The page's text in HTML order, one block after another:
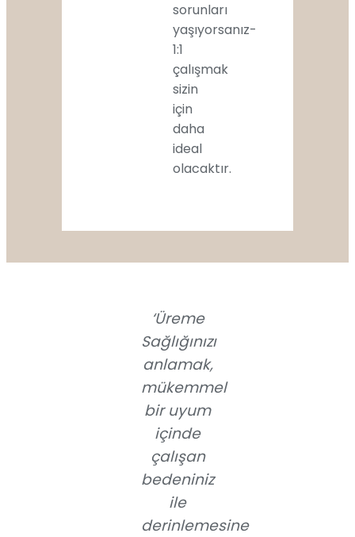
sorunları
yaşıyorsanız-
1:1
çalışmak
sizin
için
daha
ideal
olacaktır.
‘Üreme
Sağlığınızı
anlamak,
mükemmel
bir uyum
içinde
çalışan
bedeniniz
ile
derinlemesine